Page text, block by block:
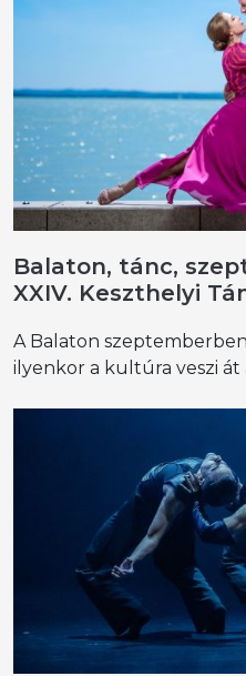
Balaton, tánc,
XXIV. Keszthelyi
A Balaton
ilyenkor a kultúra veszi át